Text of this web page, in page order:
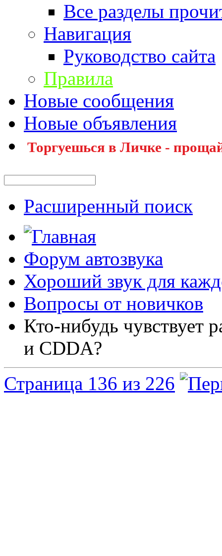
Все разделы
Навигация
Руководство сайта
Правила
Новые сообщения
Новые объявления
Торгуешься в Личке -
Расширенный поиск
Форум автозвука
Хороший звук для
Вопросы от новичков
Кто-нибудь чувствует
и CDDA?
Страница 136 из 226